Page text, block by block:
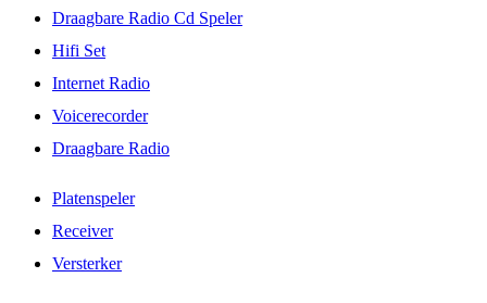
Draagbare Radio Cd Speler
Hifi Set
Internet Radio
Voicerecorder
Draagbare Radio
Platenspeler
Receiver
Versterker